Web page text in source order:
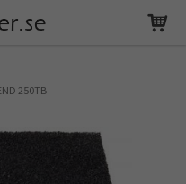
250TB